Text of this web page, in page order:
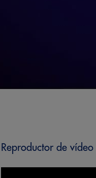
Reproductor de vídeo